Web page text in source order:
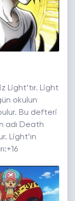
Light’tır. Light
okulun
Bu defteri
adı Death
Light’ın